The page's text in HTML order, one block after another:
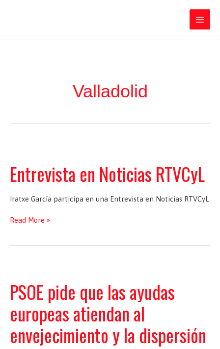
Main
Valladolid
Entrevista en Noticias RTVCyL
Iratxe García participa en una Entrevista en Noticias RTVCyL
Entrevista
Read More »
PSOE pide que las ayudas
europeas atiendan al
envejecimiento y la dispersión